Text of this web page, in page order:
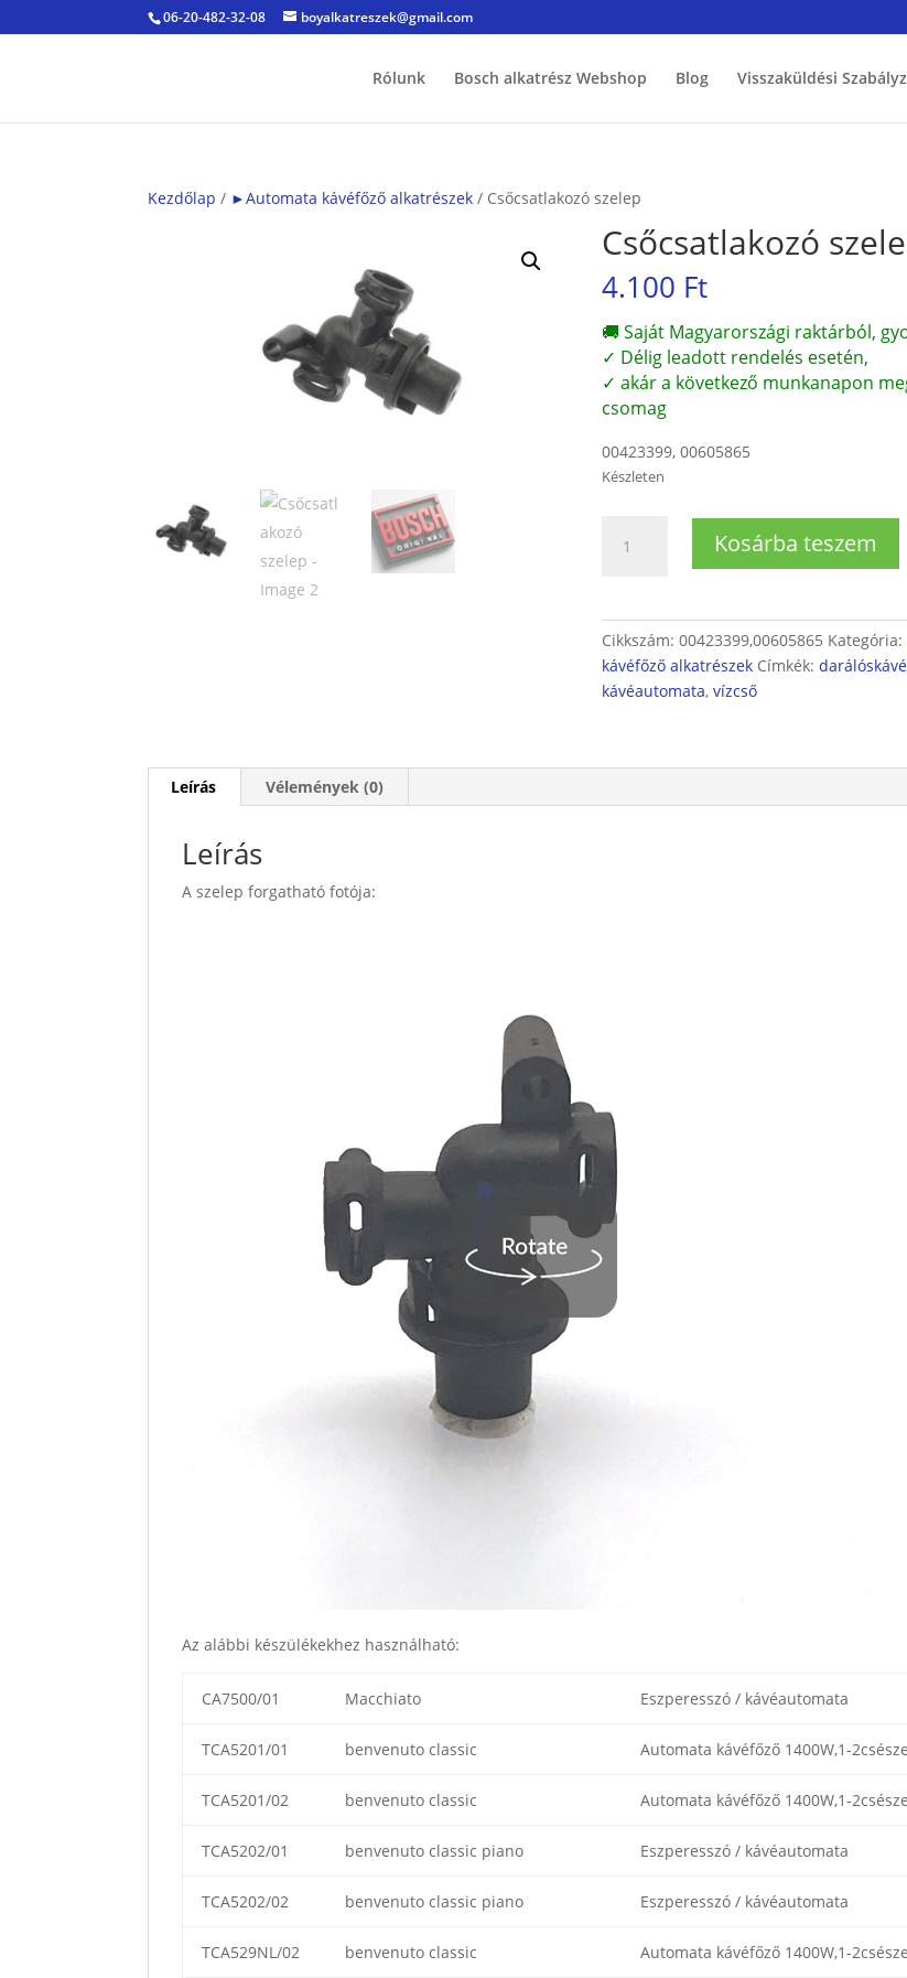
06-20-482-32-08 boyalkatreszek@gmail.com
Rólunk Bosch alkatrész Webshop Blog Visszaküldési
Kezdőlap / ►Automata kávéfőző alkatrészek / Csőcsatlakozó szelep
Csőcsatlakozó
4.100 Ft
🚚 Saját Magyarországi raktárból,
✓ Délig leadott rendelés esetén,
✓ akár a következő munkanapon
csomag
00423399, 00605865
Készleten
szelep
Kosárba teszem
Cikkszám:00423399,00605865 Kategória:
kávéfőző alkatrészek Címkék:
kávéautomata,vízcső
Leírás Vélemények (0)
Leírás
A szelep forgatható fotója:
Az alábbi készülékekhez használható:
CA7500/01 Macchiato Eszperesszó / kávéautomata
TCA5201/01 benvenuto classic Automata kávéfőző 1400W,1-
TCA5201/02 benvenuto classic Automata kávéfőző 1400W,1-
TCA5202/01 benvenuto classic piano Eszperesszó / kávéautomata
TCA5202/02 benvenuto classic piano Eszperesszó / kávéautomata
TCA529NL/02 benvenuto classic Automata kávéfőző 1400W,1-